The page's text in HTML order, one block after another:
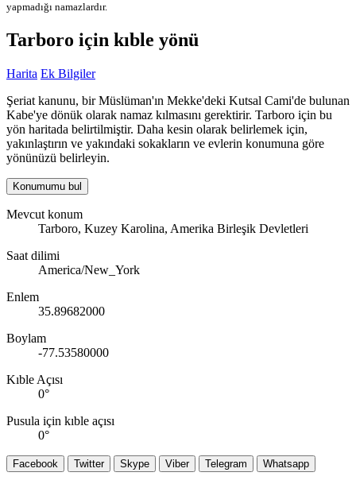
yapmadığı namazlardır.
Tarboro için kıble yönü
Harita Ek Bilgiler
Şeriat kanunu, bir Müslüman'ın Mekke'deki Kutsal Cami'de bulunan
Kabe'ye dönük olarak namaz kılmasını gerektirir. Tarboro için bu
yön haritada belirtilmiştir. Daha kesin olarak belirlemek için,
yakınlaştırın ve yakındaki sokakların ve evlerin konumuna göre
yönünüzü belirleyin.
Konumumu bul
Mevcut konum
Tarboro, Kuzey Karolina, Amerika Birleşik Devletleri
Saat dilimi
America/New_York
Enlem
35.89682000
Boylam
-77.53580000
Kıble Açısı
0°
Pusula için kıble açısı
0°
Facebook Twitter Skype Viber Telegram Whatsapp